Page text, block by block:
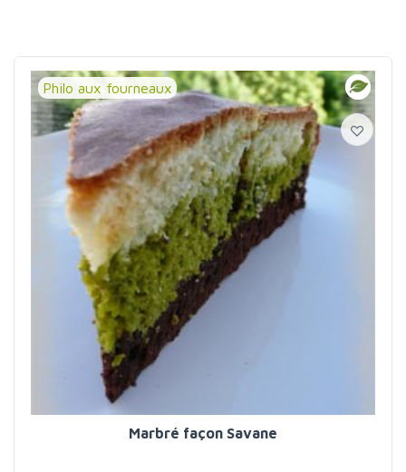
Philo aux fourneaux
Marbré façon Savane